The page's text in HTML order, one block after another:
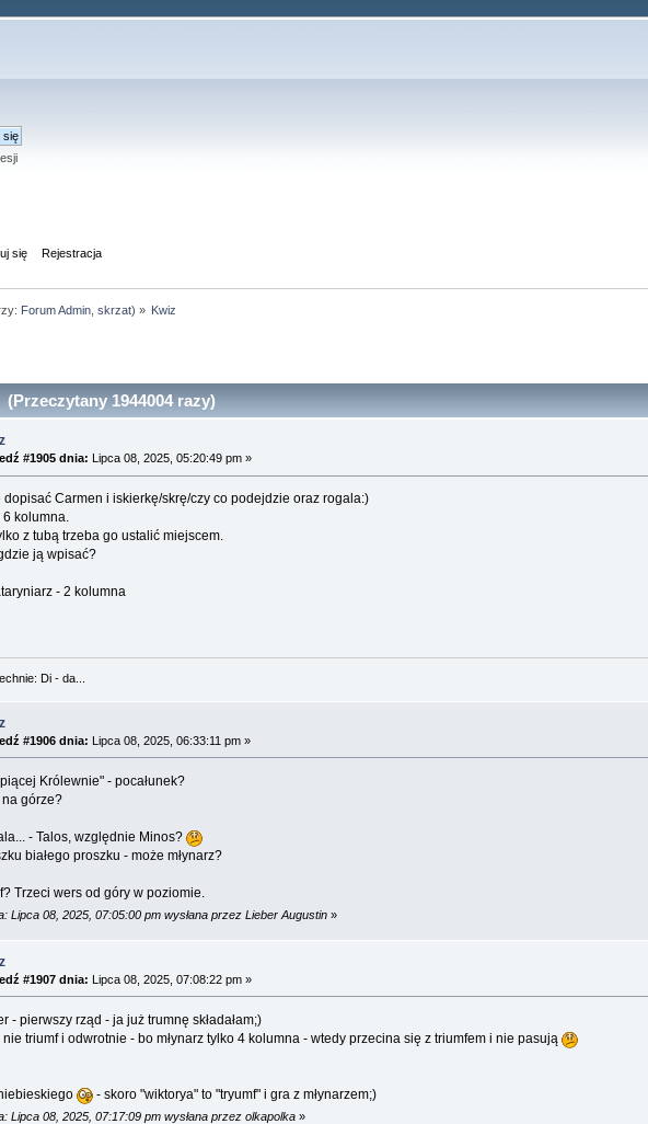
się Rejestracja
Forum Admin, skrzat) » Kwiz
1944004 razy)
#1905 dnia: Lipca 08, 2025, 05:20:49 pm »
dopisać Carmen i iskierkę/skrę/czy co podejdzie oraz rogala:)
kolumna.
z tubą trzeba go ustalić miejscem.
ją wpisać?
- 2 kolumna
Di - da...
#1906 dnia: Lipca 08, 2025, 06:33:11 pm »
Królewnie" - pocałunek?
górze?
- Talos, względnie Minos?
białego proszku - może młynarz?
Trzeci wers od góry w poziomie.
Lipca 08, 2025, 07:05:00 pm wysłana przez Lieber Augustin»
#1907 dnia: Lipca 08, 2025, 07:08:22 pm »
- pierwszy rząd - ja już trumnę składałam;)
nie triumf i odwrotnie - bo młynarz tylko 4 kolumna - wtedy przecina się z triumfem i nie pasują
- skoro "wiktorya" to "tryumf" i gra z młynarzem;)
Lipca 08, 2025, 07:17:09 pm wysłana przez olkapolka»